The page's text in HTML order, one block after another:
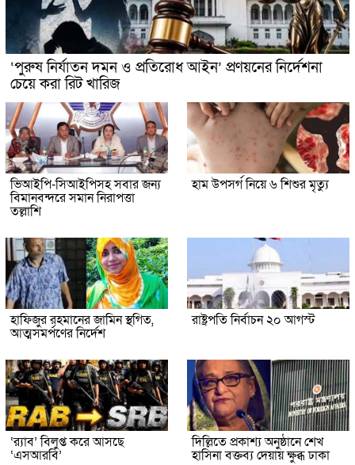
‘পুরুষ নির্যাতন দমন ও প্রতিরোধ আইন’ প্রণয়নের নির্দেশনা
চেয়ে করা রিট খারিজ
ভিআইপি-সিআইপিসহ সবার জন্য
বিমানবন্দরে সমান নিরাপত্তা
তল্লাশি
হাম উপসর্গ নিয়ে ৬ শিশুর মৃত্যু
হাফিজুর রহমানের জামিন স্থগিত,
আত্মসমর্পণের নির্দেশ
রাষ্ট্রপতি নির্বাচন ২০ আগস্ট
‘র‍্যাব’ বিলুপ্ত করে আসছে
‘এসআরবি’
দিল্লিতে প্রকাশ্য অনুষ্ঠানে শেখ
হাসিনা বক্তব্য দেয়ায় ক্ষুব্ধ ঢাকা